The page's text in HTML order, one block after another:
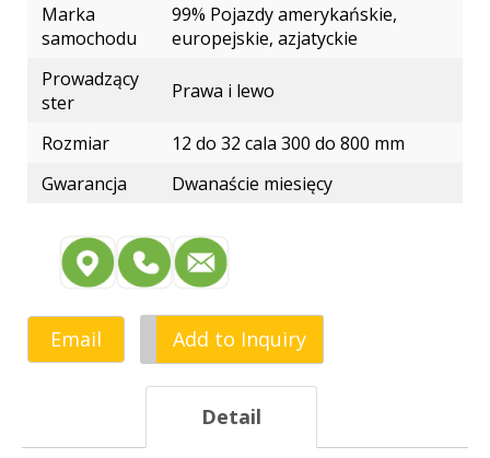
Marka
samochodu
99% Pojazdy amerykańskie,
europejskie, azjatyckie
Prowadzący
ster
Prawa i lewo
Rozmiar
12 do 32 cala 300 do 800 mm
Gwarancja
Dwanaście miesięcy
Email Add to Inquiry
Detail